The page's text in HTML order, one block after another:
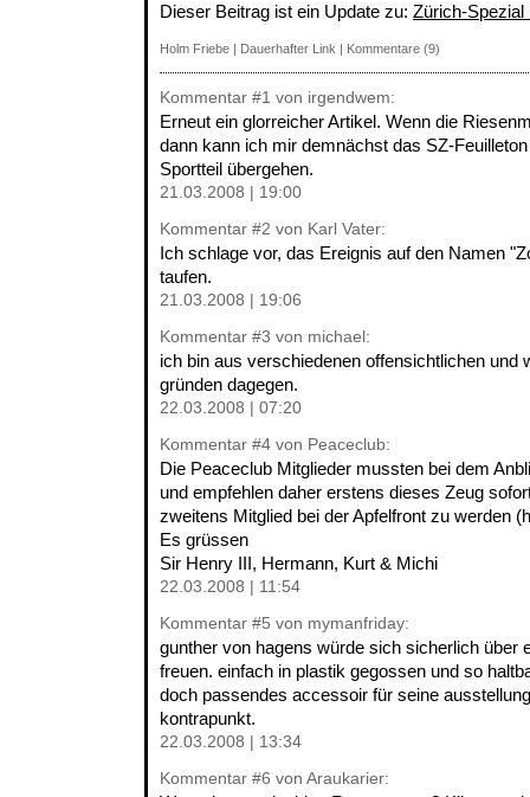
Dieser Beitrag ist ein Update zu: Zürich-Spezial
Holm Friebe | Dauerhafter Link | Kommentare (9)
Kommentar #1 von irgendwem:
Erneut ein glorreicher Artikel. Wenn die
dann kann ich mir demnächst das SZ-
Sportteil übergehen.
21.03.2008 | 19:00
Kommentar #2 von Karl Vater:
Ich schlage vor, das Ereignis auf den Namen
taufen.
21.03.2008 | 19:06
Kommentar #3 von michael:
ich bin aus verschiedenen offensichtlichen und
gründen dagegen.
22.03.2008 | 07:20
Kommentar #4 von Peaceclub:
Die Peaceclub Mitglieder mussten bei dem
und empfehlen daher erstens dieses Zeug
zweitens Mitglied bei der Apfelfront zu werden
Es grüssen
Sir Henry III, Hermann, Kurt & Michi
22.03.2008 | 11:54
Kommentar #5 von mymanfriday:
gunther von hagens würde sich sicherlich über
freuen. einfach in plastik gegossen und so
doch passendes accessoir für seine
kontrapunkt.
22.03.2008 | 13:34
Kommentar #6 von Araukarier: